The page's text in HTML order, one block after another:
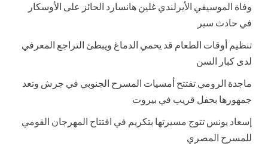
وفاة الموسيقي الأيرلندي غلين هانسارد الحائز على الأوسكار
في حادث سير
تنظيم أوقات الطعام قد يحمي الدماغ ويبطئ التراجع المعرفي
لدى كبار السن
ماجدة الرومي تفتتح أمسيات المسرح الجنوبي في جرش وتعد
جمهورها بحفل قريب في بيروت
إسعاد يونس تتوج مسيرتها بتكريم في افتتاح المهرجان القومي
للمسرح المصري